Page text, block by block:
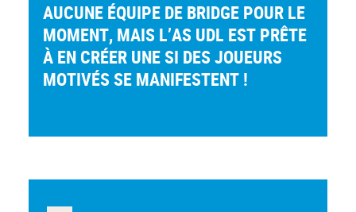
AUCUNE ÉQUIPE DE BRIDGE POUR LE
MOMENT, MAIS L’AS UDL EST PRÊTE
À EN CRÉER UNE SI DES JOUEURS
MOTIVÉS SE MANIFESTENT !